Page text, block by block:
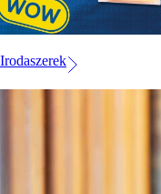
Irodaszerek